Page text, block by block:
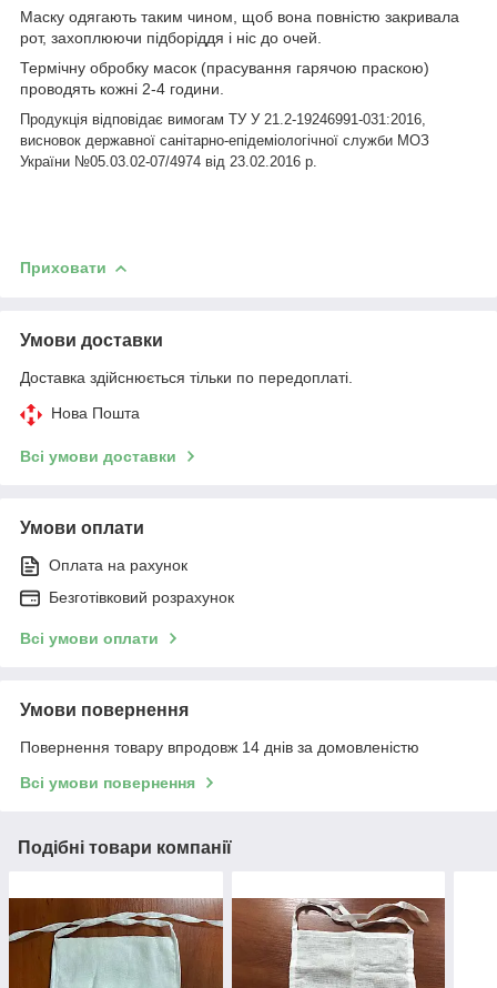
Маску одягають таким чином, щоб вона повністю закривала
рот, захоплюючи підборіддя і ніс до очей.
Термічну обробку масок (прасування гарячою праскою)
проводять кожні 2-4 години.
Продукція відповідає вимогам ТУ У 21.2-19246991-031:2016,
висновок державної санітарно-епідеміологічної служби МОЗ
України №05.03.02-07/4974 від 23.02.2016 р.
Приховати
Умови доставки
Доставка здійснюється тільки по передоплаті.
Нова Пошта
Всі умови доставки
Умови оплати
Оплата на рахунок
Безготівковий розрахунок
Всі умови оплати
Умови повернення
Повернення товару впродовж 14 днів за домовленістю
Всі умови повернення
Подібні товари компанії